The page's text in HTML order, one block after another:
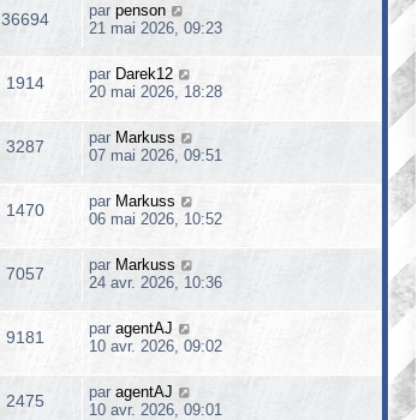
36694 par penson
21 mai 2026, 09:23
1914 par Darek12
20 mai 2026, 18:28
3287 par Markuss
07 mai 2026, 09:51
1470 par Markuss
06 mai 2026, 10:52
7057 par Markuss
24 avr. 2026, 10:36
9181 par agentAJ
10 avr. 2026, 09:02
2475 par agentAJ
10 avr. 2026, 09:01